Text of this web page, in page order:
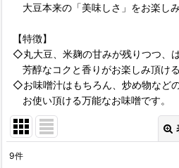
大豆本来の「美味しさ」をお楽しみ
【特徴】
◇丸大豆、米麹の甘みが残りつつ、
芳醇なコクと香りがお楽しみ頂ける
◇お味噌汁はもちろん、炒め物など
お使い頂ける万能なお味噌です。
9件